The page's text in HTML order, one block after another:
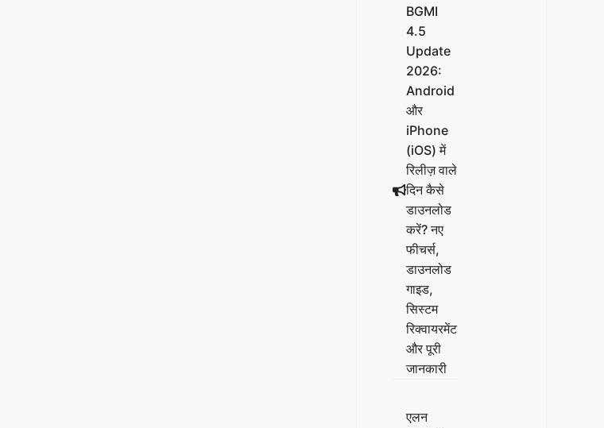
BGMI
4.5
Update
2026:
Android
और
iPhone
(iOS) में
रिलीज़ वाले
दिन कैसे
डाउनलोड
करें? नए
फीचर्स,
डाउनलोड
गाइड,
सिस्टम
रिक्वायरमेंट
और पूरी
जानकारी
एलन